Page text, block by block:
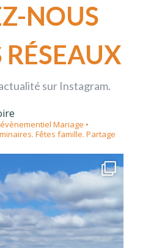
NOUS
RÉSEAUX
sur Instagram.
Mariage •
Fêtes famille. Partage